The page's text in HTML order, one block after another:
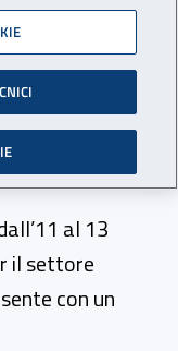
al 13
il settore
con un